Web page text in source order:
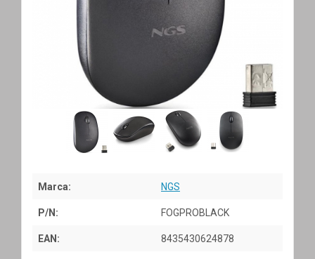
Marca: NGS
P/N: FOGPROBLACK
EAN: 8435430624878